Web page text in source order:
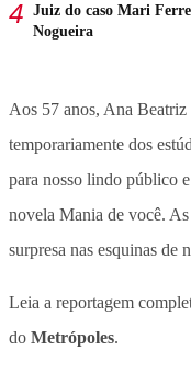
Juiz do caso Mari
Nogueira
Aos 57 anos, Ana
temporariamente dos
para nosso lindo público
novela Mania de você. As
surpresa nas esquinas de
Leia a reportagem
do Metrópoles.